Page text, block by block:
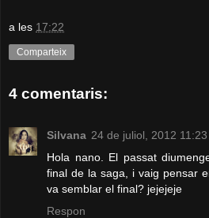
a les 17:22
Comparteix
4 comentaris:
Silvana 24 de juliol, 2012 11:23
Hola nano. El passat
final de la saga, i vaig pensar
va semblar el final? jejejeje
Respon